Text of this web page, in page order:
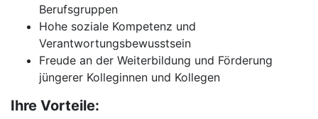
Berufsgruppen
Hohe soziale Kompetenz und
Verantwortungsbewusstsein
Freude an der Weiterbildung und Förderung
jüngerer Kolleginnen und Kollegen
Ihre Vorteile: